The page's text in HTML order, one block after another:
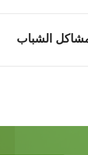
الشباب